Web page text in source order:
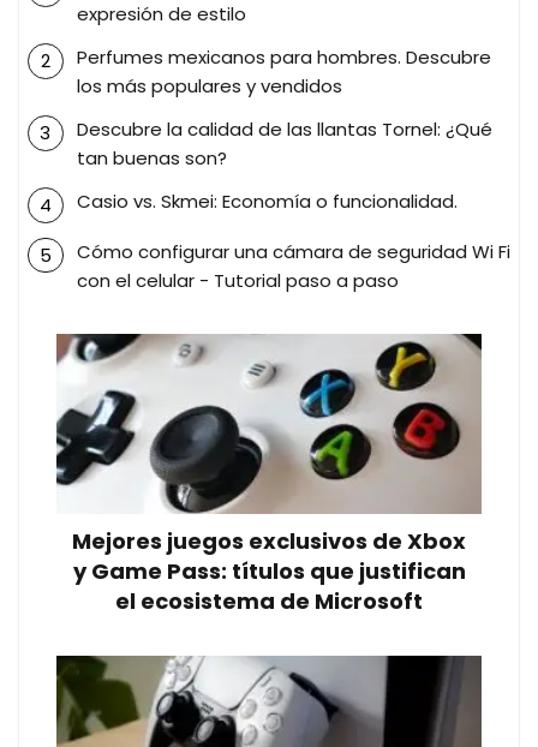
expresión de estilo
Perfumes mexicanos para hombres. Descubre
los más populares y vendidos
Descubre la calidad de las llantas Tornel: ¿Qué
tan buenas son?
Casio vs. Skmei: Economía o funcionalidad.
Cómo configurar una cámara de seguridad Wi Fi
con el celular - Tutorial paso a paso
Mejores juegos exclusivos de Xbox
y Game Pass: títulos que justifican
el ecosistema de Microsoft